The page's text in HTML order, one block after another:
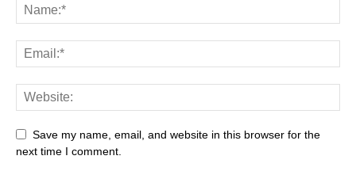
Save my name, email, and website in this browser for the
next time I comment.